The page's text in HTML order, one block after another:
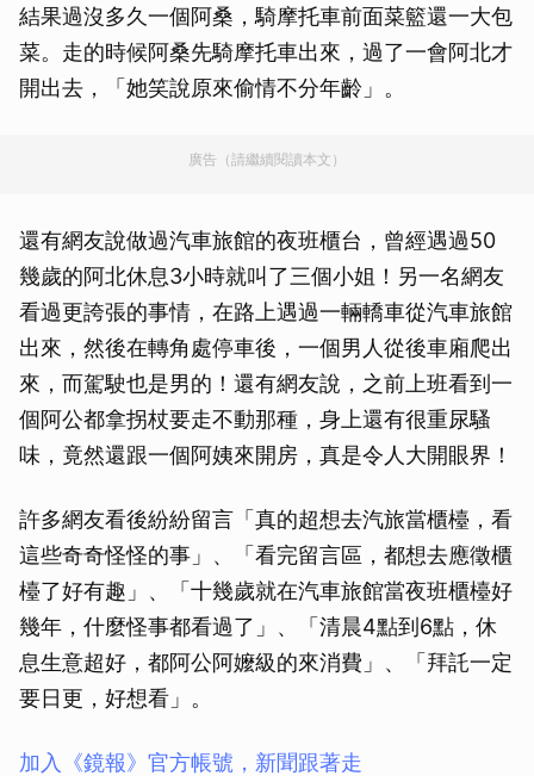
結果過沒多久一個阿桑，騎摩托車前面菜籃還一大包
菜。走的時候阿桑先騎摩托車出來，過了一會阿北才
開出去，「她笑說原來偷情不分年齡」。
廣告（請繼續閱讀本文）
還有網友說做過汽車旅館的夜班櫃台，曾經遇過50
幾歲的阿北休息3小時就叫了三個小姐！另一名網友
看過更誇張的事情，在路上遇過一輛轎車從汽車旅館
出來，然後在轉角處停車後，一個男人從後車廂爬出
來，而駕駛也是男的！還有網友說，之前上班看到一
個阿公都拿拐杖要走不動那種，身上還有很重尿騷
味，竟然還跟一個阿姨來開房，真是令人大開眼界！
許多網友看後紛紛留言「真的超想去汽旅當櫃檯，看
這些奇奇怪怪的事」、「看完留言區，都想去應徵櫃
檯了好有趣」、「十幾歲就在汽車旅館當夜班櫃檯好
幾年，什麼怪事都看過了」、「清晨4點到6點，休
息生意超好，都阿公阿嬤級的來消費」、「拜託一定
要日更，好想看」。
加入《鏡報》官方帳號，新聞跟著走